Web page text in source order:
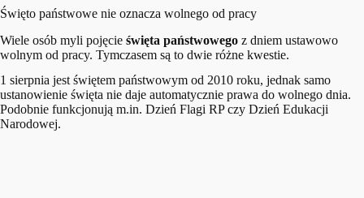
Święto państwowe nie oznacza wolnego od pracy
Wiele osób myli pojęcie święta państwowego z dniem ustawowo
wolnym od pracy. Tymczasem są to dwie różne kwestie.
1 sierpnia jest świętem państwowym od 2010 roku, jednak samo
ustanowienie święta nie daje automatycznie prawa do wolnego dnia.
Podobnie funkcjonują m.in. Dzień Flagi RP czy Dzień Edukacji
Narodowej.